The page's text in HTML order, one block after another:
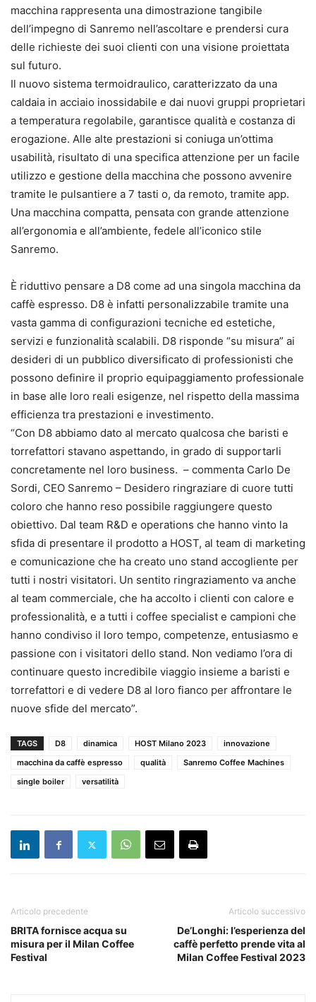
macchina rappresenta una dimostrazione tangibile
dell’impegno di Sanremo nell’ascoltare e prendersi cura
delle richieste dei suoi clienti con una visione proiettata
sul futuro.
Il nuovo sistema termoidraulico, caratterizzato da una
caldaia in acciaio inossidabile e dai nuovi gruppi proprietari
a temperatura regolabile, garantisce qualità e costanza di
erogazione. Alle alte prestazioni si coniuga un’ottima
usabilità, risultato di una specifica attenzione per un facile
utilizzo e gestione della macchina che possono avvenire
tramite le pulsantiere a 7 tasti o, da remoto, tramite app.
Una macchina compatta, pensata con grande attenzione
all’ergonomia e all’ambiente, fedele all’iconico stile
Sanremo.
È riduttivo pensare a D8 come ad una singola macchina da
caffè espresso. D8 è infatti personalizzabile tramite una
vasta gamma di configurazioni tecniche ed estetiche,
servizi e funzionalità scalabili. D8 risponde “su misura” ai
desideri di un pubblico diversificato di professionisti che
possono definire il proprio equipaggiamento professionale
in base alle loro reali esigenze, nel rispetto della massima
efficienza tra prestazioni e investimento.
“Con D8 abbiamo dato al mercato qualcosa che baristi e
torrefattori stavano aspettando, in grado di supportarli
concretamente nel loro business. – commenta Carlo De
Sordi, CEO Sanremo – Desidero ringraziare di cuore tutti
coloro che hanno reso possibile raggiungere questo
obiettivo. Dal team R&D e operations che hanno vinto la
sfida di presentare il prodotto a HOST, al team di marketing
e comunicazione che ha creato uno stand accogliente per
tutti i nostri visitatori. Un sentito ringraziamento va anche
al team commerciale, che ha accolto i clienti con calore e
professionalità, e a tutti i coffee specialist e campioni che
hanno condiviso il loro tempo, competenze, entusiasmo e
passione con i visitatori dello stand. Non vediamo l’ora di
continuare questo incredibile viaggio insieme a baristi e
torrefattori e di vedere D8 al loro fianco per affrontare le
nuove sfide del mercato”.
TAGS D8 dinamica HOST Milano 2023
innovazione
macchina da caffè espresso
qualità
Sanremo Coffee Machines
single boiler
versatilità
Articolo precedente
BRITA fornisce acqua su
misura per il Milan Coffee
Festival
Articolo successivo
De’Longhi: l’esperienza del
caffè perfetto prende vita al
Milan Coffee Festival 2023